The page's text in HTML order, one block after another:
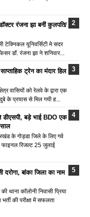
रंजना झा बनीं कुलपति/
टेक्निकल यूनिवर्सिटी मे सदर
डॉ. रंजना झा ने शनिवार...
ट्रेन का मंदार हिल
वासियों को रेलवे के द्वारा एक
के प्रयास से मिल गयी ह...
डीएसपी, बड़े भाई BDO एक
के गोड्डा जिले के लिए गर्व
फाइनल रिजल्ट 25 जुलाई
बांका जिला का नाम
थाना कॉलोनी निवासी प्रिया
की परीक्षा में सफलता